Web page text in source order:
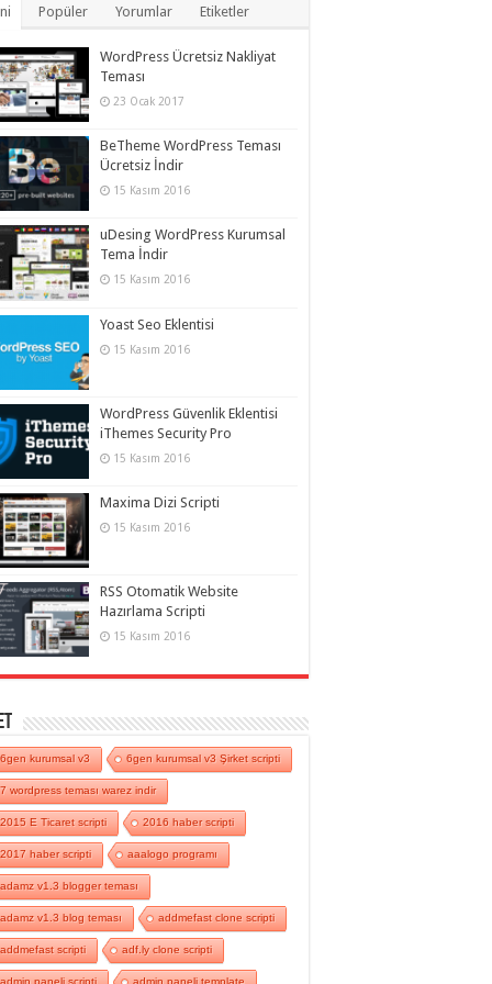
Popüler Yorumlar Etiketler
WordPress Ücretsiz Nakliyat
Teması
23 Ocak 2017
BeTheme WordPress Teması
Ücretsiz İndir
15 Kasım 2016
uDesing WordPress Kurumsal
Tema İndir
15 Kasım 2016
Yoast Seo Eklentisi
15 Kasım 2016
WordPress Güvenlik Eklentisi
iThemes Security Pro
15 Kasım 2016
Maxima Dizi Scripti
15 Kasım 2016
RSS Otomatik Website
Hazırlama Scripti
15 Kasım 2016
6gen kurumsal v3 6gen kurumsal v3 Şirket scripti
7 wordpress teması warez indir
2015 E Ticaret scripti 2016 haber scripti
2017 haber scripti aaalogo programı
adamz v1.3 blogger teması
adamz v1.3 blog teması addmefast clone scripti
addmefast scripti adf.ly clone scripti
admin paneli scripti admin paneli template